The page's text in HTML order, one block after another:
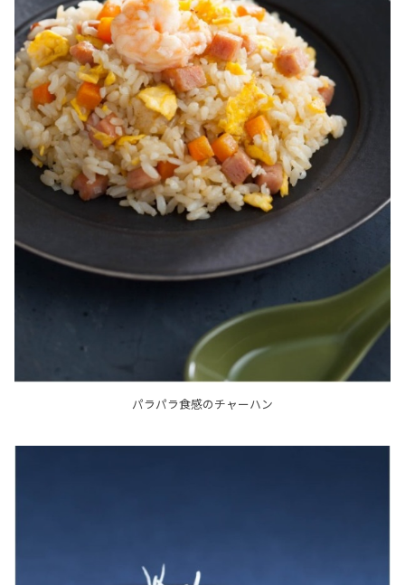
パラパラ食感のチャーハン